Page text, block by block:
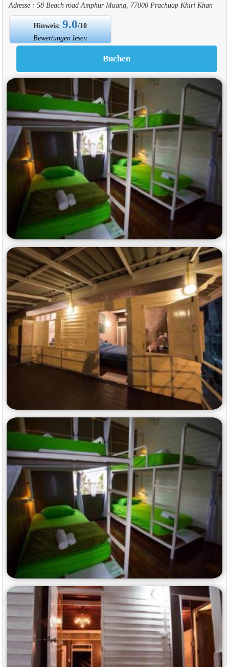
Adresse : 58 Beach road Amphur Muang, 77000 Prachuap Khiri Khan
Hinweis:9.0/10
Bewertungen lesen